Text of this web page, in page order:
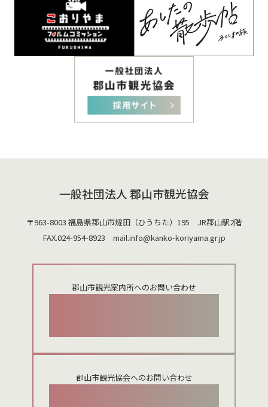
一般社団法人 郡山市観光協会
〒963-8003 福島県郡山市燧田（ひうちた）195 JR郡山駅2階
FAX.024-954-8923 mail.info@kanko-koriyama.gr.jp
郡山市観光案内所へのお問い合わせ
郡山市観光協会へのお問い合わせ